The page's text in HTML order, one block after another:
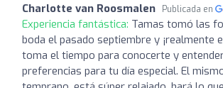
Charlotte van Roosmalen Publicada en
Experiencia fantástica: Tamas tomó las
boda el pasado septiembre y ¡realmente
toma el tiempo para conocerte y
preferencias para tu día especial. El